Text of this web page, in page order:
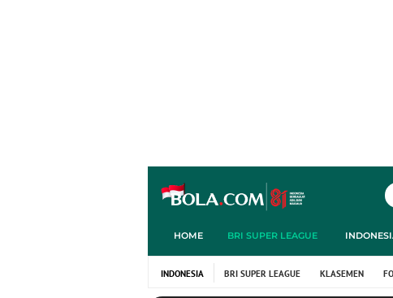
HOME BRI SUPER LEAGUE
INDONESIA BRI SUPER LEAGUE KLASEMEN